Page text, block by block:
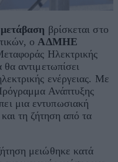
βρίσκεται στο
οΑΔΜΗΕ
Ηλεκτρικής
αντιμετωπίσει
ενέργειας. Με
Ανάπτυξης
μια εντυπωσιακή
τη ζήτηση από τα
μειώθηκε κατά